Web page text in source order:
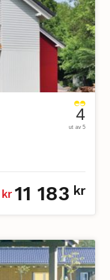
4
ut av 5
kr 11 183 kr